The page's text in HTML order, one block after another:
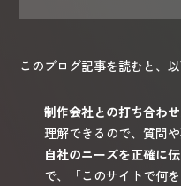
このブログ記事を読むと、
制作会社との打ち合わ
理解できるので、質問
自社のニーズを正確に
で、「このサイトで何